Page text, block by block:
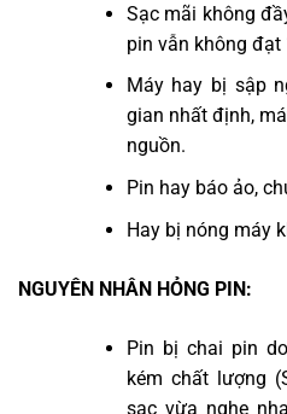
Sạc mãi không
pin vẫn không đạt
Máy hay bị sập
gian nhất định,
nguồn.
Pin hay báo ảo,
Hay bị nóng máy
NGUYÊN NHÂN HỎNG PIN:
Pin bị chai pin
kém chất lượng
sạc vừa nghe